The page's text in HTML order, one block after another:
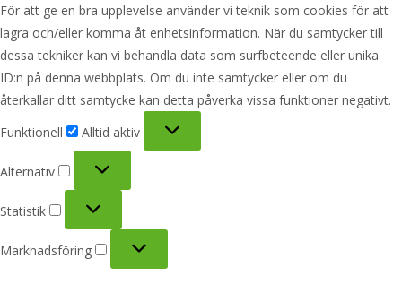
För att ge en bra upplevelse använder vi teknik som cookies för att
lagra och/eller komma åt enhetsinformation. När du samtycker till
dessa tekniker kan vi behandla data som surfbeteende eller unika
ID:n på denna webbplats. Om du inte samtycker eller om du
återkallar ditt samtycke kan detta påverka vissa funktioner negativt.
Funktionell
Alltid aktiv
Alternativ
Statistik
Marknadsföring